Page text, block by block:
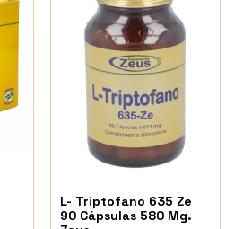
L- Triptofano 635 Ze
90 Cápsulas 580 Mg.